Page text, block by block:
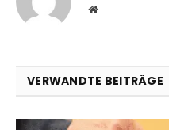
Website
VERWANDTE BEITRÄGE